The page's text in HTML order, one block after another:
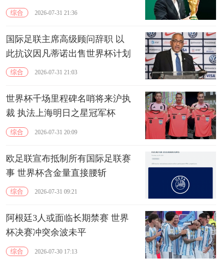
综合 2026-07-31 21:36
国际足联主席高级顾问辞职 以
此抗议因凡蒂诺出售世界杯计划
综合 2026-07-31 21:03
世界杯千场里程碑名哨将来沪执
裁 执法上海明日之星冠军杯
综合 2026-07-31 20:09
欧足联宣布抵制所有国际足联赛
事 世界杯含金量直接腰斩
综合 2026-07-31 09:21
阿根廷3人或面临长期禁赛 世界
杯决赛冲突余波未平
综合 2026-07-30 17:13